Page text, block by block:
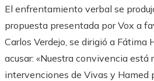
El enfrentamiento verbal se
propuesta presentada por Vox a
Carlos Verdejo, se dirigió a
acusar: «Nuestra convivencia está
intervenciones de Vivas y Hamed